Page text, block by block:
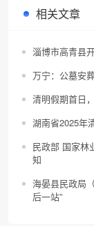
相关文章
淄博市高青县
万宁：公墓安
清明假期首日
湖南省2025年
民政部 国家林
知
海晏县民政局
后一站”